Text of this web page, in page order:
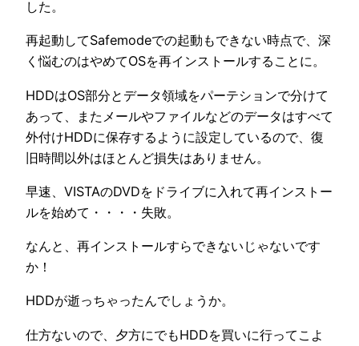
した。
再起動してSafemodeでの起動もできない時点で、深
く悩むのはやめてOSを再インストールすることに。
HDDはOS部分とデータ領域をパーテションで分けて
あって、またメールやファイルなどのデータはすべて
外付けHDDに保存するように設定しているので、復
旧時間以外はほとんど損失はありません。
早速、VISTAのDVDをドライブに入れて再インストー
ルを始めて・・・・失敗。
なんと、再インストールすらできないじゃないです
か！
HDDが逝っちゃったんでしょうか。
仕方ないので、夕方にでもHDDを買いに行ってこよ